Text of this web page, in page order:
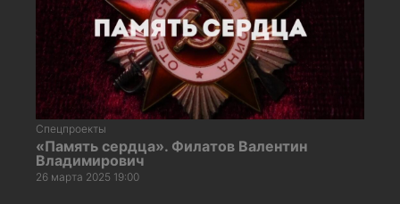
Спецпроекты
«Память сердца». Филатов Валентин
Владимирович
26 марта 2025 19:00